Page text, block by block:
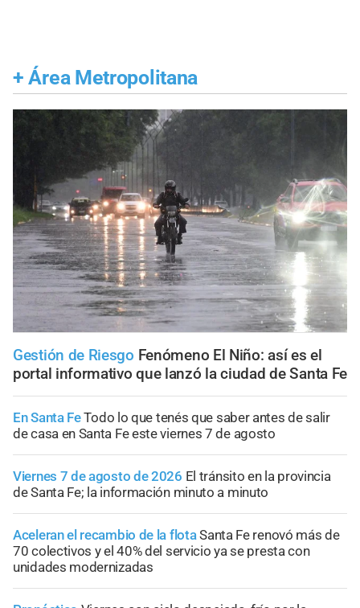
+ Área Metropolitana
Gestión de Riesgo Fenómeno El Niño: así es el
portal informativo que lanzó la ciudad de Santa Fe
En Santa FeTodo lo que tenés que saber antes de salir
de casa en Santa Fe este viernes 7 de agosto
Viernes 7 de agosto de 2026 El tránsito en la provincia
de Santa Fe; la información minuto a minuto
Aceleran el recambio de la flotaSanta Fe renovó más de
70 colectivos y el 40% del servicio ya se presta con
unidades modernizadas